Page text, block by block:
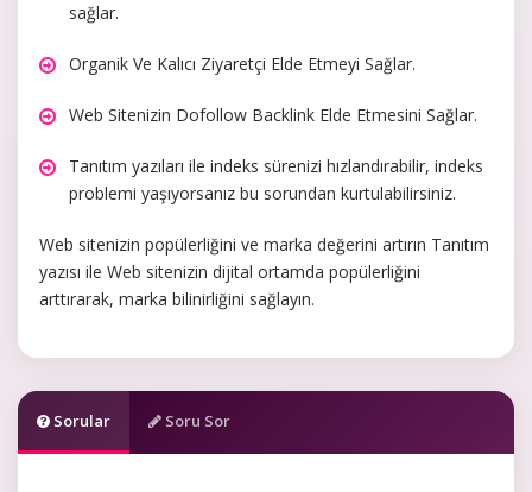
sağlar.
Organik Ve Kalıcı Ziyaretçi Elde Etmeyi Sağlar.
Web Sitenizin Dofollow Backlink Elde Etmesini Sağlar.
Tanıtım yazıları ile indeks sürenizi hızlandırabilir, indeks
problemi yaşıyorsanız bu sorundan kurtulabilirsiniz.
Web sitenizin popülerliğini ve marka değerini artırın Tanıtım
yazısı ile Web sitenizin dijital ortamda popülerliğini
arttırarak, marka bilinirliğini sağlayın.
Sorular Soru Sor